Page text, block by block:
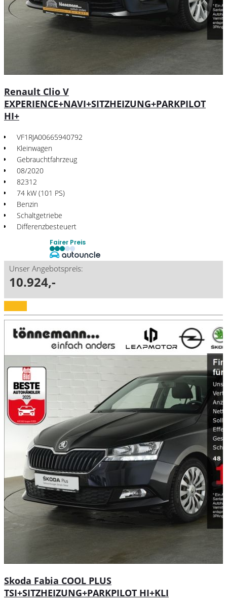
Renault Clio V
EXPERIENCE+NAVI+SITZHEIZUNG+PARKPILOT
HI+
VF1RJA00665940792
Kleinwagen
Gebrauchtfahrzeug
08/2020
82312
74 kW (101 PS)
Benzin
Schaltgetriebe
Differenzbesteuert
Fairer Preis
Unser Angebotspreis:
10.924,-
Skoda Fabia COOL PLUS
TSI+SITZHEIZUNG+PARKPILOT HI+KLI